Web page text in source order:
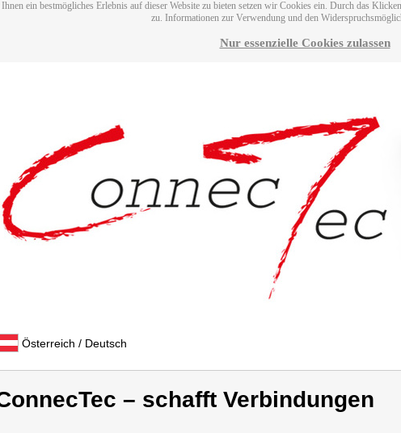
ein bestmögliches Erlebnis auf dieser Website zu bieten setzen wir Cookies ein. Durch das
zu. Informationen zur Verwendung und den
Nur essenzielle Cookies zulassen
Österreich / Deutsch
– schafft Verbindungen